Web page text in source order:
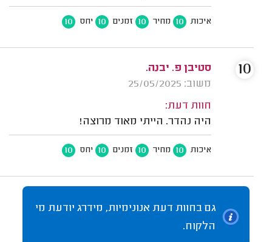
איכות 10 מחיר 10 זמנים 10 יחס 10
סטיבן פ. יבנה.
משוב: 25/05/2025
חוות דעת:
היה נהדר. הייתי מאוד מרוצה!
איכות 10 מחיר 10 זמנים 10 יחס 10
10
גם בחוות דעת אנונימיות, מידרג יודעת מי
הלקוח.